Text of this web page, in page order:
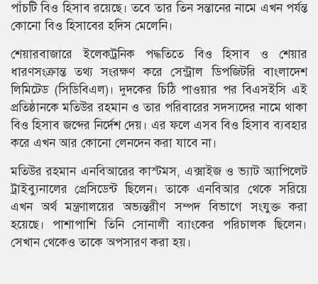
পাঁচটি বিও হিসাব রয়েছে। তবে তার তিন সন্তানের নামে এখন পর্যন্ত
কোনো বিও হিসাবের হদিস মেলেনি।
শেয়ারবাজারে ইলেকট্রনিক পদ্ধতিতে বিও হিসাব ও শেয়ার
ধারণসংক্রান্ত তথ্য সংরক্ষণ করে সেন্ট্রাল ডিপজিটরি বাংলাদেশ
লিমিটেড (সিডিবিএল)। দুদকের চিঠি পাওয়ার পর বিএসইসি এই
প্রতিষ্ঠানকে মতিউর রহমান ও তার পরিবারের সদস্যদের নামে থাকা
বিও হিসাব জব্দের নির্দেশ দেয়। এর ফলে এসব বিও হিসাব ব্যবহার
করে এখন আর কোনো লেনদেন করা যাবে না।
মতিউর রহমান এনবিআরের কাস্টমস, এক্সাইজ ও ভ্যাট অ্যাপিলেট
ট্রাইব্যুনালের প্রেসিডেন্ট ছিলেন। তাকে এনবিআর থেকে সরিয়ে
এখন অর্থ মন্ত্রণালয়ের অভ্যন্তরীণ সম্পদ বিভাগে সংযুক্ত করা
হয়েছে। পাশাপাশি তিনি সোনালী ব্যাংকের পরিচালক ছিলেন।
সেখান থেকেও তাকে অপসারণ করা হয়।